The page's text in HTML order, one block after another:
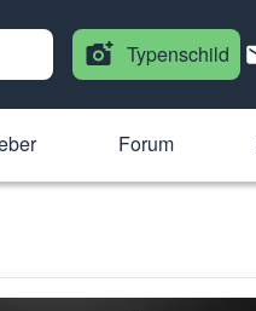
Typenschild
Forum